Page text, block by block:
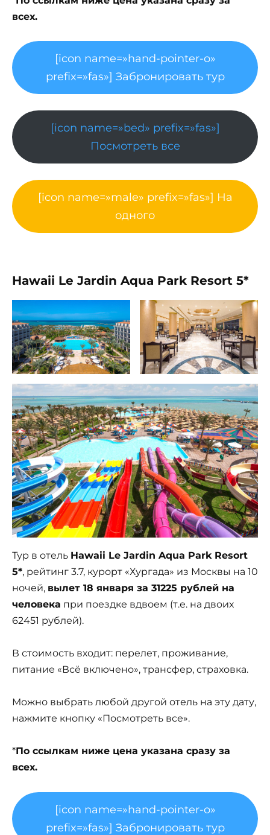
всех.
[icon name=»hand-pointer-o»
prefix=»fas»] Забронировать тур
[icon name=»bed» prefix=»fas»]
Посмотреть все
[icon name=»male» prefix=»fas»] На
одного
Hawaii Le Jardin Aqua Park Resort 5*
Тур в отель Hawaii Le Jardin Aqua Park Resort
5*, рейтинг 3.7, курорт «Хургада» из Москвы на 10
ночей, вылет 18 января за 31225 рублей на
человека при поездке вдвоем (т.е. на двоих
62451 рублей).
В стоимость входит: перелет, проживание,
питание «Всё включено», трансфер, страховка.
Можно выбрать любой другой отель на эту дату,
нажмите кнопку «Посмотреть все».
*По ссылкам ниже цена указана сразу за
всех.
[icon name=»hand-pointer-o»
prefix=»fas»] Забронировать тур